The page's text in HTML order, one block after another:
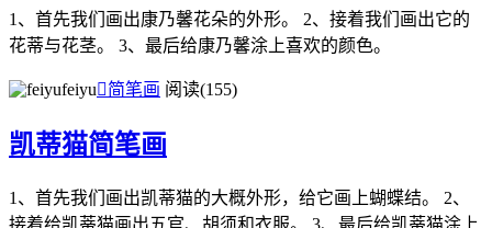
1、首先我们画出康乃馨花朵的外形。 2、接着我们画出它的
花蒂与花茎。 3、最后给康乃馨涂上喜欢的颜色。
feiyu简笔画 阅读(155)
凯蒂猫简笔画
1、首先我们画出凯蒂猫的大概外形，给它画上蝴蝶结。 2、
接着给凯蒂猫画出五官、胡须和衣服。 3、最后给凯蒂猫涂上